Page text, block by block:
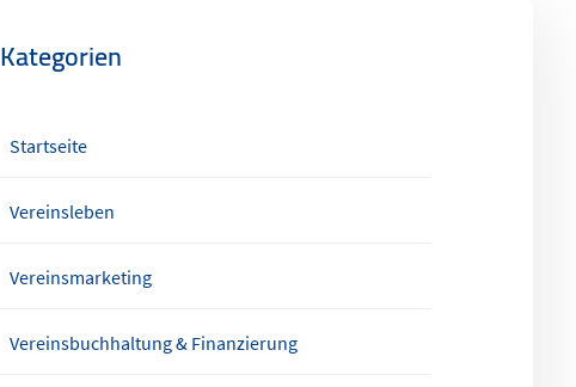
Kategorien
Startseite
Vereinsleben
Vereinsmarketing
Vereinsbuchhaltung & Finanzierung